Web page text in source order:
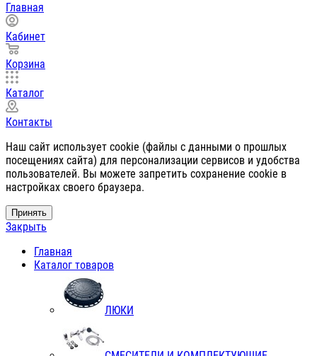
Главная
Кабинет
Корзина
Каталог
Контакты
Наш сайт использует cookie (файлы с данными о прошлых
посещениях сайта) для персонализации сервисов и удобства
пользователей. Вы можете запретить сохранение cookie в
настройках своего браузера.
Принять
Закрыть
Главная
Каталог товаров
ЛЮКИ